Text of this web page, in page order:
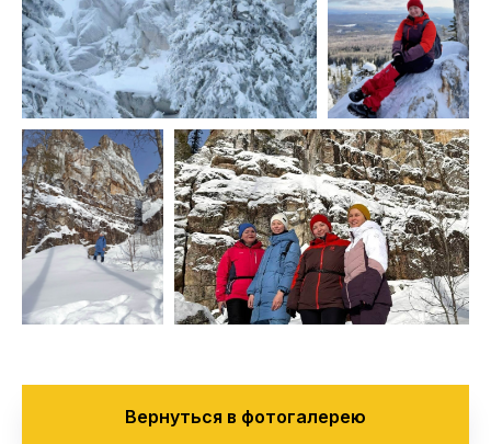
Вернуться в фотогалерею